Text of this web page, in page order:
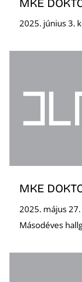
MKE
2025. június 3.
MKE
2025. május
Másodéves